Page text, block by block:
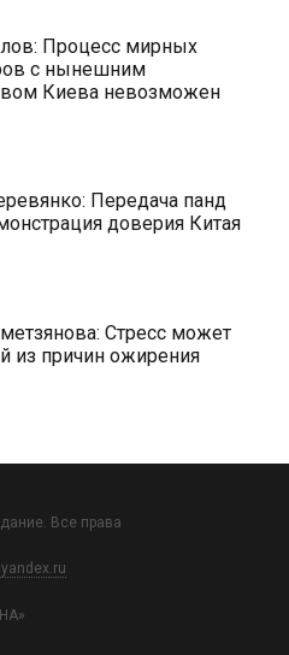
Процесс мирных
с нынешним
Киева невозможен
Передача панд
доверия Китая
Стресс может
из причин ожирения
Все права